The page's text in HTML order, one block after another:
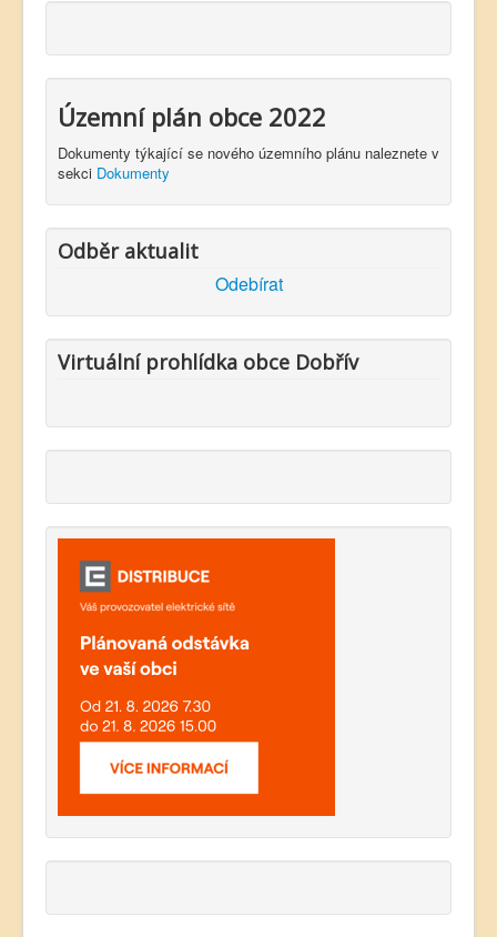
Územní plán obce 2022
Dokumenty týkající se nového územního plánu naleznete v
sekci Dokumenty
Odběr aktualit
Odebírat
Virtuální prohlídka obce Dobřív